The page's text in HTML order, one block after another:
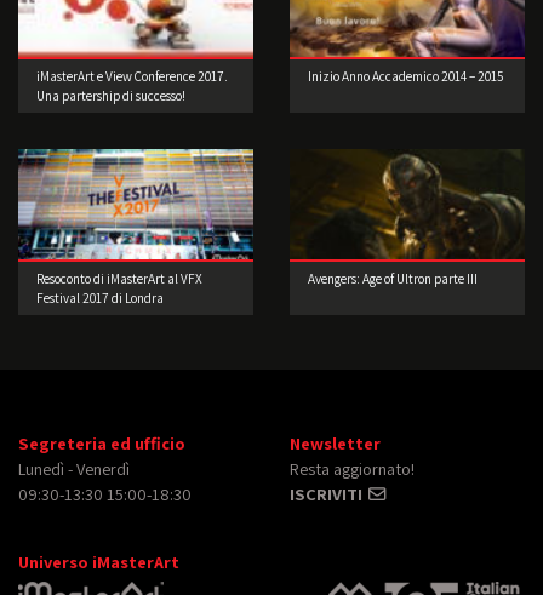
iMasterArt e View Conference 2017.
Una partership di successo!
Inizio Anno Accademico 2014 – 2015
Resoconto di iMasterArt al VFX
Festival 2017 di Londra
Avengers: Age of Ultron parte III
Segreteria ed ufficio
Lunedì - Venerdì
09:30-13:30 15:00-18:30
Newsletter
Resta aggiornato!
ISCRIVITI
Universo iMasterArt